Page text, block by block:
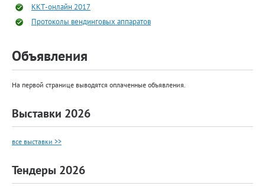
ККТ-онлайн 2017
Протоколы вендинговых аппаратов
Объявления
На первой странице выводятся оплаченные объявления.
Выставки 2026
все выставки >>
Тендеры 2026